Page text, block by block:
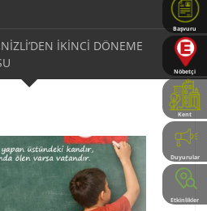
Başvuru
Rehberi
Nöbetçi
Eczaneler
Kent
Rehberi
Duyurular
Etkinlikler
İKİNCİ DÖNEME